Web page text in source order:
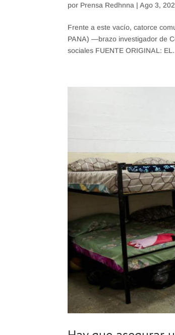
por Prensa Redhnna |Ago 3,
Frente a este vacío, catorce
PANA) —brazo investigador de
sociales FUENTE ORIGINAL: